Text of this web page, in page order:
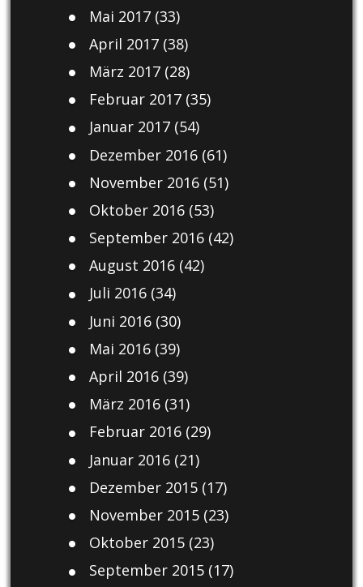
Mai 2017(33)
April 2017(38)
März 2017(28)
Februar 2017(35)
Januar 2017(54)
Dezember 2016(61)
November 2016(51)
Oktober 2016(53)
September 2016(42)
August 2016(42)
Juli 2016(34)
Juni 2016(30)
Mai 2016(39)
April 2016(39)
März 2016(31)
Februar 2016(29)
Januar 2016(21)
Dezember 2015(17)
November 2015(23)
Oktober 2015(23)
September 2015(17)